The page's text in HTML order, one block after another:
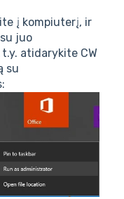
į kompiuterį, ir
juo
atidarykite CW
su